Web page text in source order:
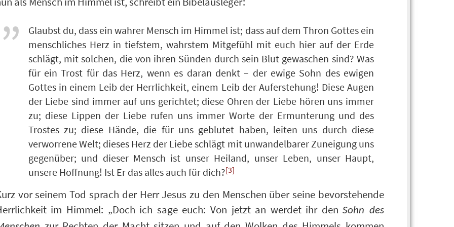
Glaubst du, dass ein wahrer Mensch im Himmel ist; dass auf dem Thron Gottes ein
menschliches Herz in tiefstem, wahrstem Mitgefühl mit euch hier auf der Erde
schlägt, mit solchen, die von ihren Sünden durch sein Blut gewaschen sind? Was
für ein Trost für das Herz, wenn es daran denkt – der ewige Sohn des ewigen
Gottes in einem Leib der Herrlichkeit, einem Leib der Auferstehung! Diese Augen
der Liebe sind immer auf uns gerichtet; diese Ohren der Liebe hören uns immer
zu; diese Lippen der Liebe rufen uns immer Worte der Ermunterung und des
Trostes zu; diese Hände, die für uns geblutet haben, leiten uns durch diese
verworrene Welt; dieses Herz der Liebe schlägt mit unwandelbarer Zuneigung uns
gegenüber; und dieser Mensch ist unser Heiland, unser Leben, unser Haupt,
unsere Hoffnung! Ist Er das alles auch für dich?[3]
vor seinem Tod sprach der Herr Jesus zu den Menschen über seine bevorstehende
im Himmel: „Doch ich sage euch: Von jetzt an werdet ihr denSohn des